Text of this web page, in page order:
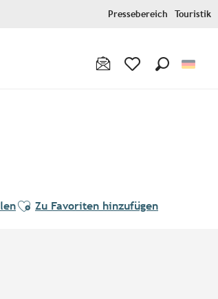
Pressebereich Touristik
Ajouter aux favoris
Zu Favoriten hinzufügen